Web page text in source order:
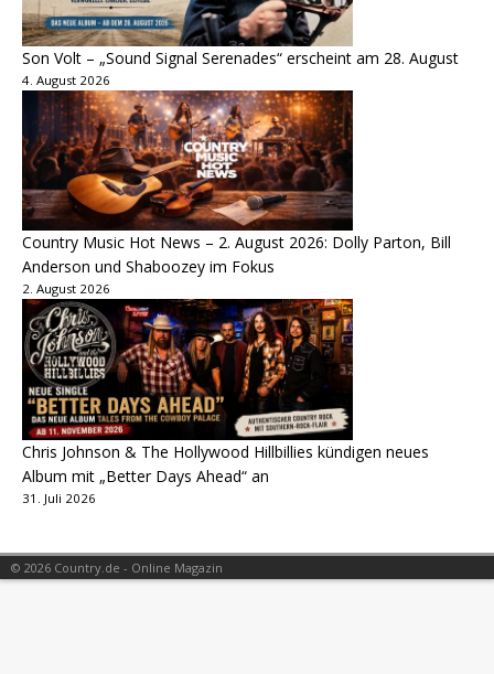
Son Volt – „Sound Signal Serenades“ erscheint am 28. August
4. August 2026
Country Music Hot News – 2. August 2026: Dolly Parton, Bill
Anderson und Shaboozey im Fokus
2. August 2026
Chris Johnson & The Hollywood Hillbillies kündigen neues
Album mit „Better Days Ahead“ an
31. Juli 2026
© 2026 Country.de - Online Magazin